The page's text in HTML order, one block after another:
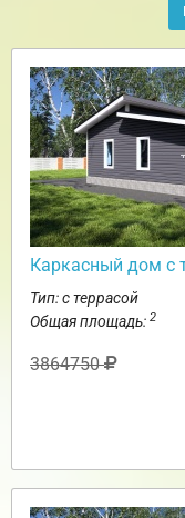
Каркасный дом с
Тип: с террасой
Общая площадь: 2
3864750